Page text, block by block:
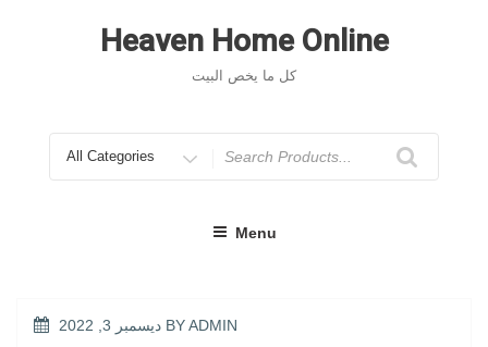
Heaven Home Online
كل ما يخص البيت
for
Menu
POSTED ديسمبر 3, 2022 BYADMIN